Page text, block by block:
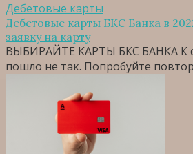
Дебетовые карты
Дебетовые карты БКС Банка в
заявку на карту
ВЫБИРАЙТЕ КАРТЫ БКС БАНКА К
пошло не так. Попробуйте